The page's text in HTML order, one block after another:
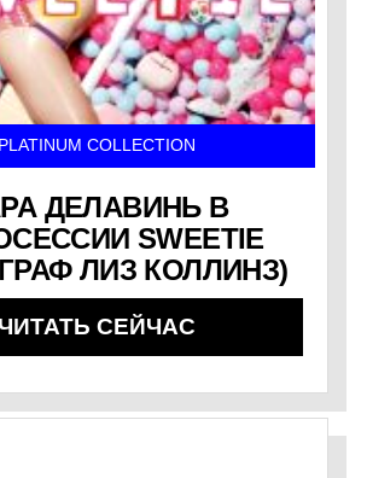
PLATINUM COLLECTION
ДЕЛАВИНЬ В
SWEETIE
ЛИЗ КОЛЛИНЗ)
ЧИТАТЬ СЕЙЧАС